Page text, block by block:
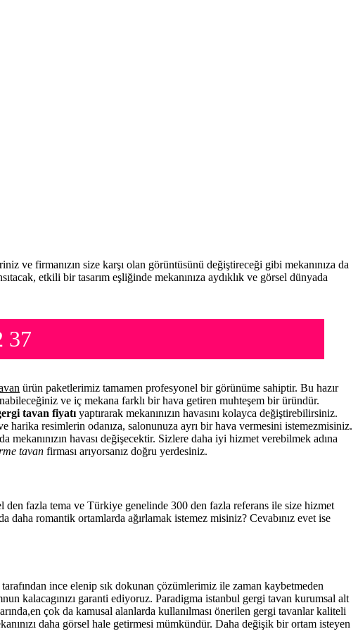
ve firmanızın size karşı olan görüntüsünü değiştireceği gibi mekanınıza da
etkili bir tasarım eşliğinde mekanınıza aydıklık ve görsel dünyada
37
ürün paketlerimiz tamamen profesyonel bir görünüme sahiptir. Bu hazır
ve iç mekana farklı bir hava getiren muhteşem bir üründür.
tavan fiyatı yaptırarak mekanınızın havasını kolayca değiştirebilirsiniz.
harika resimlerin odanıza, salonunuza ayrı bir hava vermesini istemezmisiniz.
havası değişecektir. Sizlere daha iyi hizmet verebilmek adına
tavan firması arıyorsanız doğru yerdesiniz.
den fazla tema ve Türkiye genelinde 300 den fazla referans ile size hizmet
romantik ortamlarda ağırlamak istemez misiniz? Cevabınız evet ise
ince elenip sık dokunan çözümlerimiz ile zaman kaybetmeden
kalacagınızı garanti ediyoruz. Paradigma istanbul gergi tavan kurumsal alt
çok da kamusal alanlarda kullanılması önerilen gergi tavanlar kaliteli
daha görsel hale getirmesi mümkündür. Daha değişik bir ortam isteyen